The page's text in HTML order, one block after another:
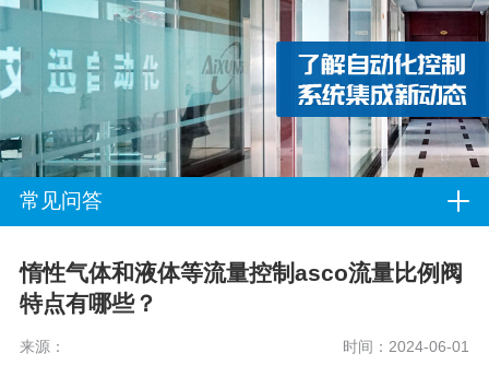
常见问答
惰性气体和液体等流量控制asco流量比例阀
特点有哪些？
来源： 时间：2024-06-01